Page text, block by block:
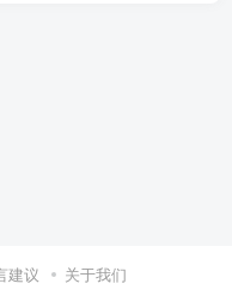
建议 关于我们